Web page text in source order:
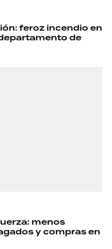
feroz incendio en
de
menos
y compras en